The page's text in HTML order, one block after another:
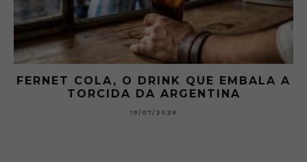
FERNET COLA, O DRINK QUE EMBALA A
TORCIDA DA ARGENTINA
19/07/2026